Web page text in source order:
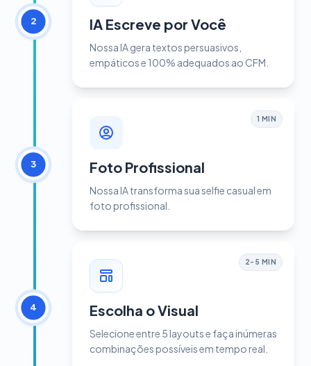
2 IA Escreve por Você
Nossa IA gera textos persuasivos,
empáticos e 100% adequados ao CFM.
3
1 MIN
Foto Profissional
Nossa IA transforma sua selfie casual em
foto profissional.
4
2-5 MIN
Escolha o Visual
Selecione entre 5 layouts e faça inúmeras
combinações possíveis em tempo real.